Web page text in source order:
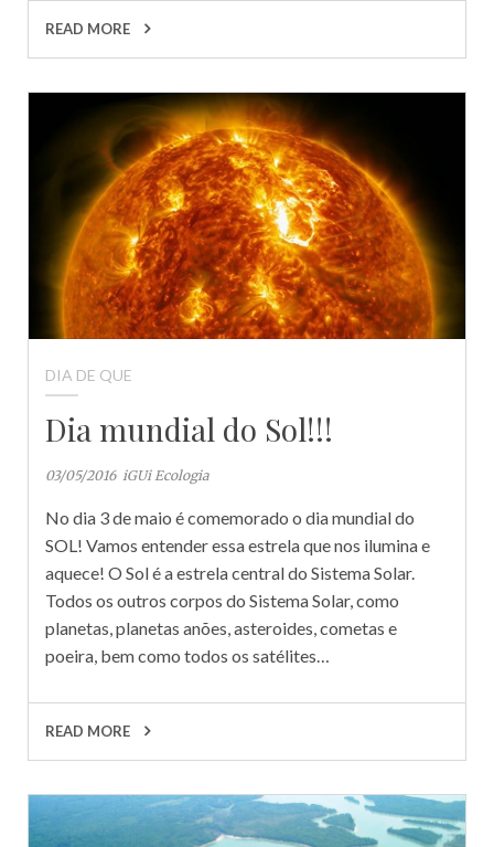
READ MORE
DIA DE QUE
Dia mundial do Sol!!!
03/05/2016 iGUi Ecologia
No dia 3 de maio é comemorado o dia mundial do
SOL! Vamos entender essa estrela que nos ilumina e
aquece! O Sol é a estrela central do Sistema Solar.
Todos os outros corpos do Sistema Solar, como
planetas, planetas anões, asteroides, cometas e
poeira, bem como todos os satélites…
READ MORE